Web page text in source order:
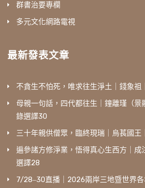
群書治要專欄
多元文化網路電視
最新發表文章
不貪生不怕死，唯求往生淨土｜錢象祖
母親一句話，四代都往生｜鐘離瑾（景
錄選譯30
三十年親供僧眾，臨終現瑞｜烏萇國王
遍參諸方修淨業，悟得真心生西方｜成
選譯28
7/28‒30直播｜2026兩岸三地暨世界